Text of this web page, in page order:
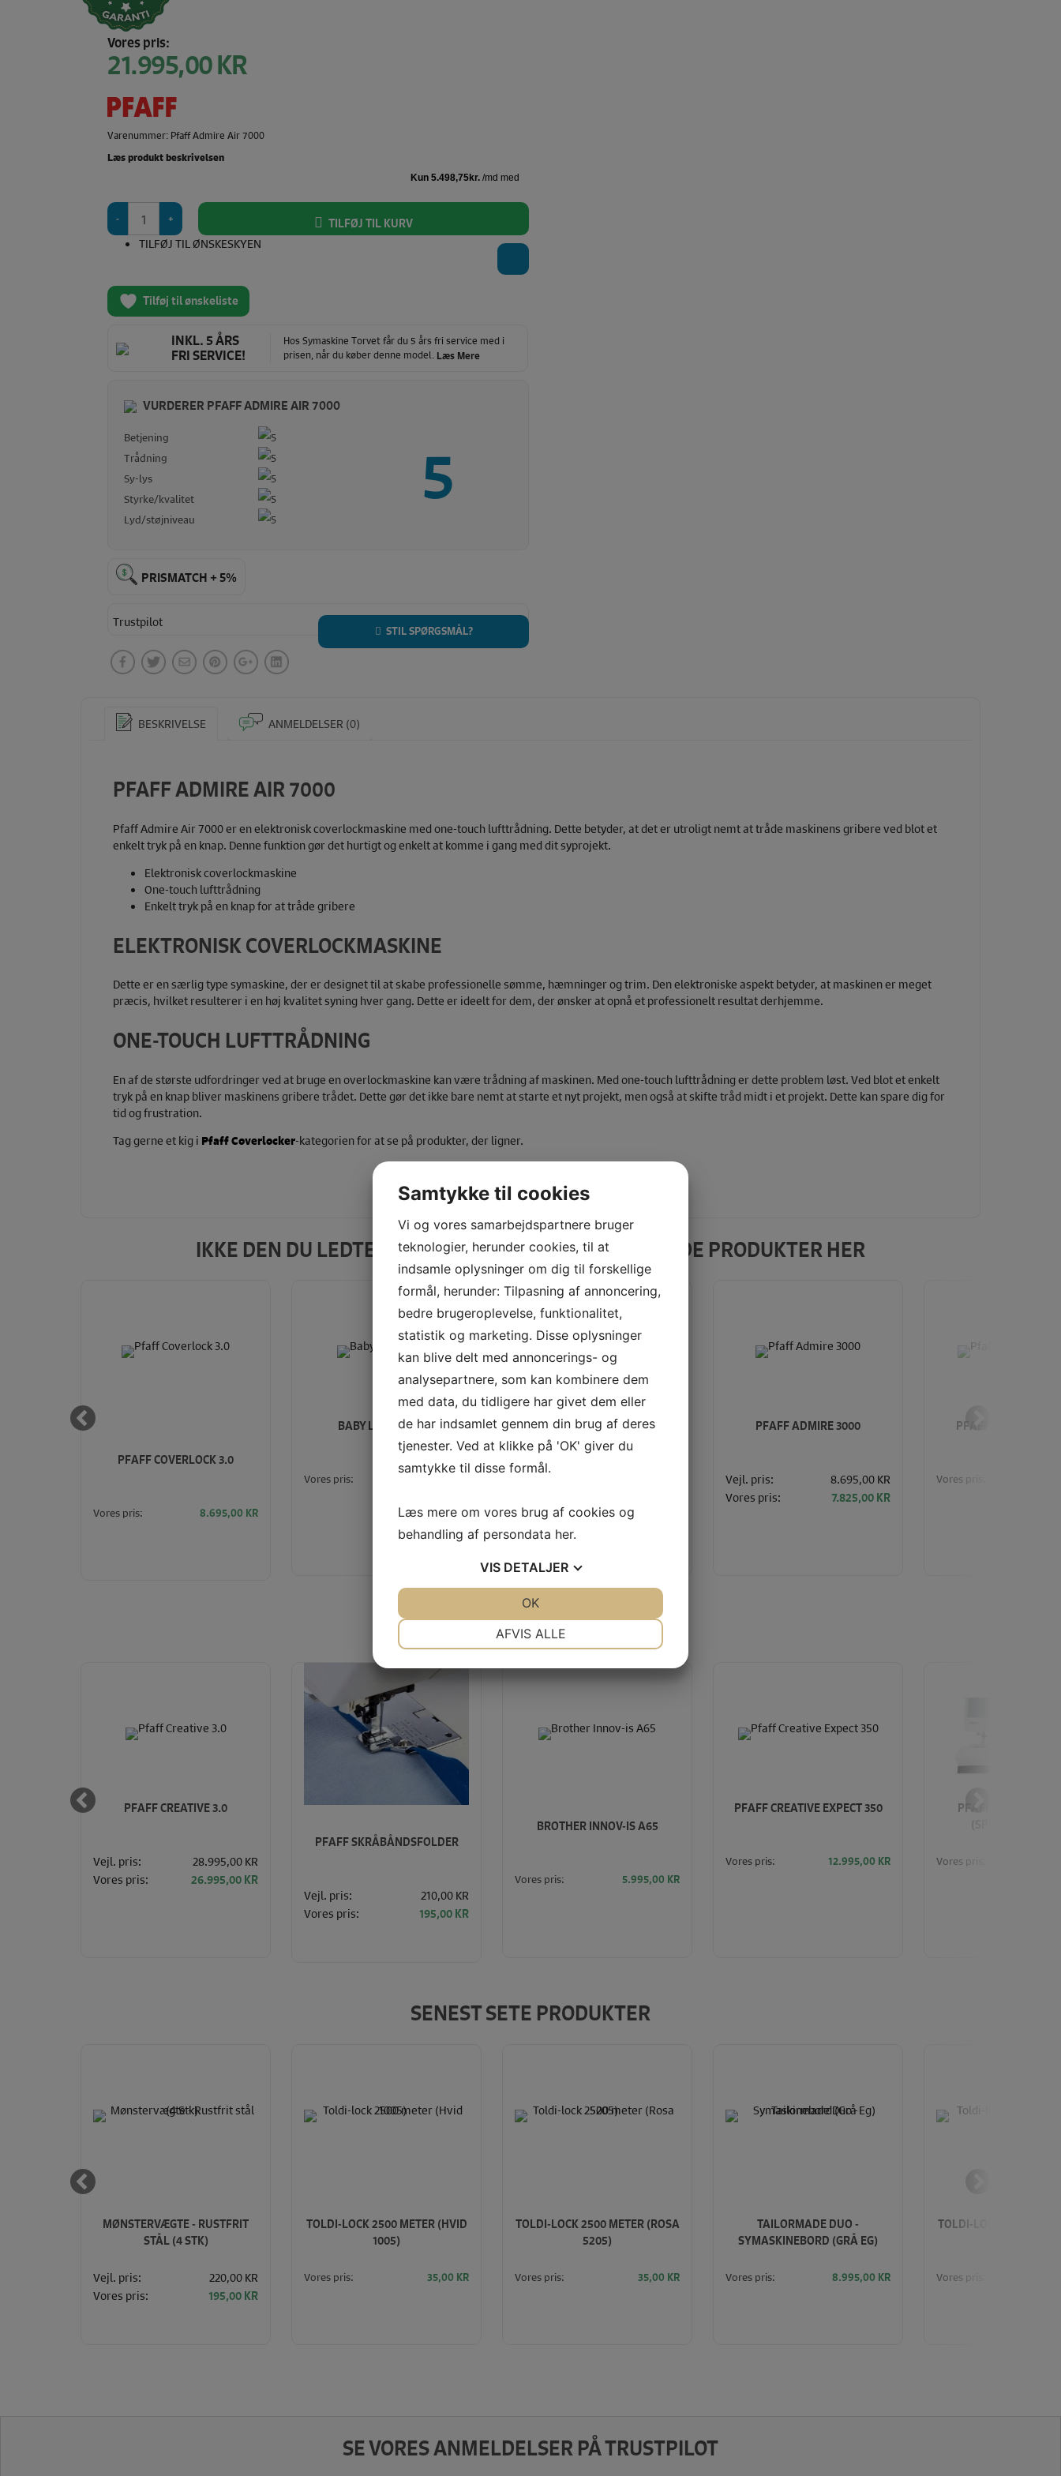
Vores pris:
21.995,00KR
Varenummer: Pfaff Admire Air 7000
Læs produkt beskrivelsen
Admire
Air
TILFØJ TIL KURV
TILFØJ TIL ØNSKESKYEN
Tilføj til ønskeliste
INKL. 5 ÅRS
FRI SERVICE!
Hos Symaskine Torvet får du 5 års fri service med i
prisen, når du køber denne model. Læs Mere
VURDERER PFAFF ADMIRE AIR 7000
Betjening
Trådning
Sy-lys
Styrke/kvalitet
Lyd/støjniveau
5
PRISMATCH + 5%
Trustpilot
STIL SPØRGSMÅL?
BESKRIVELSE ANMELDELSER (0)
PFAFF ADMIRE AIR 7000
Pfaff Admire Air 7000 er en elektronisk coverlockmaskine med one-touch lufttrådning. Dette betyder, at det er utroligt nemt at tråde maskinens gribere ved blot et
enkelt tryk på en knap. Denne funktion gør det hurtigt og enkelt at komme i gang med dit syprojekt.
Elektronisk coverlockmaskine
One-touch lufttrådning
Enkelt tryk på en knap for at tråde gribere
ELEKTRONISK COVERLOCKMASKINE
Dette er en særlig type symaskine, der er designet til at skabe professionelle sømme, hæmninger og trim. Den elektroniske aspekt betyder, at maskinen er meget
præcis, hvilket resulterer i en høj kvalitet syning hver gang. Dette er ideelt for dem, der ønsker at opnå et professionelt resultat derhjemme.
ONE-TOUCH LUFTTRÅDNING
En af de største udfordringer ved at bruge en overlockmaskine kan være trådning af maskinen. Med one-touch lufttrådning er dette problem løst. Ved blot et enkelt
tryk på en knap bliver maskinens gribere trådet. Dette gør det ikke bare nemt at starte et nyt projekt, men også at skifte tråd midt i et projekt. Dette kan spare dig for
tid og frustration.
Tag gerne et kig i Pfaff Coverlocker-kategorien for at se på produkter, der ligner.
IKKE DEN DU LEDTE EFTER, SE VORES ANDRE LIGNENDE PRODUKTER HER
PFAFF COVERLOCK 3.0
Vores pris: 8.695,00 KR
BABY LOCK ASPIRE
Vores pris: 18.495,00
BERNINA L850 PFAFF ADMIRE 3000
Vejl. pris:
8.695,00 KR
Vores pris:
7.825,00 KR
PFAFF ADMIRE AIR
Vores pris:
ANBEFALEDE PRODUKTER TIL DIG
PFAFF CREATIVE 3.0
Vejl. pris:
28.995,00 KR
Vores pris:
26.995,00 KR
PFAFF SKRÅBÅNDSFOLDER
Vejl. pris:
210,00 KR
Vores pris:
195,00 KR
BROTHER INNOV-IS A65
Vores pris: 5.995,00 KR
PFAFF CREATIVE EXPECT 350
Vores pris: 12.995,00 KR
PFAFF
Vores pris:
SENEST SETE PRODUKTER
MØNSTERVÆGTE - RUSTFRIT
STÅL (4 STK)
Vejl. pris:
220,00 KR
Vores pris:
195,00 KR
TOLDI-LOCK 2500 METER (HVID
1005)
Vores pris: 35,00 KR
TOLDI-LOCK 2500 METER (ROSA
5205)
Vores pris: 35,00 KR
TAILORMADE DUO -
SYMASKINEBORD (GRÅ EG)
Vores pris: 8.995,00 KR
TOLDI-LOCK 2500
Vores pris:
SE VORES ANMELDELSER PÅ TRUSTPILOT
Samtykke til cookies
Vi og vores samarbejdspartnere bruger
teknologier, herunder cookies, til at
indsamle oplysninger om dig til forskellige
formål, herunder: Tilpasning af annoncering,
bedre brugeroplevelse, funktionalitet,
statistik og marketing. Disse oplysninger
kan blive delt med annoncerings- og
analysepartnere, som kan kombinere dem
med data, du tidligere har givet dem eller
de har indsamlet gennem din brug af deres
tjenester. Ved at klikke på 'OK' giver du
samtykke til disse formål.
Læs mere om vores brug af cookies og
behandling af persondata her.
VIS DETALJER
AFVIS ALLE
OK